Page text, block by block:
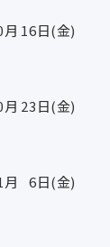
月 16日(金)
月 23日(金)
月 6日(金)